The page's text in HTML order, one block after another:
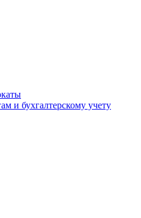
и бухгалтерскому учету